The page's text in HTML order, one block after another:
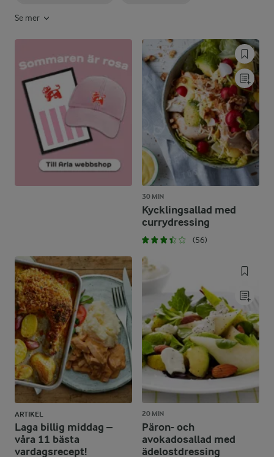
Se mer
30 MIN
Kycklingsallad med
currydressing
(56)
ARTIKEL
Laga billig middag –
våra 11 bästa
vardagsrecept!
20 MIN
Päron- och
avokadosallad med
ädelostdressing